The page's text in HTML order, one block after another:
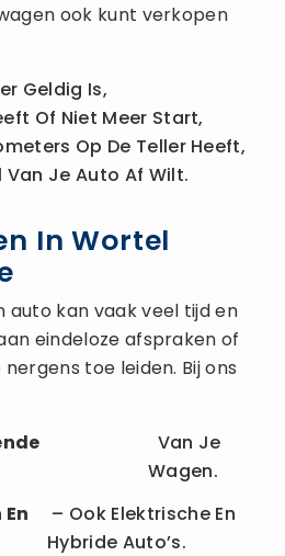
ook kunt verkopen
Geldig Is,
Of Niet Meer Start,
Op De Teller Heeft,
Van Je Auto Af Wilt.
In Wortel
auto kan vaak veel tijd en
eindeloze afspraken of
toe leiden. Bij ons
Van Je
Wagen.
– Ook Elektrische En
Hybride Auto’s.